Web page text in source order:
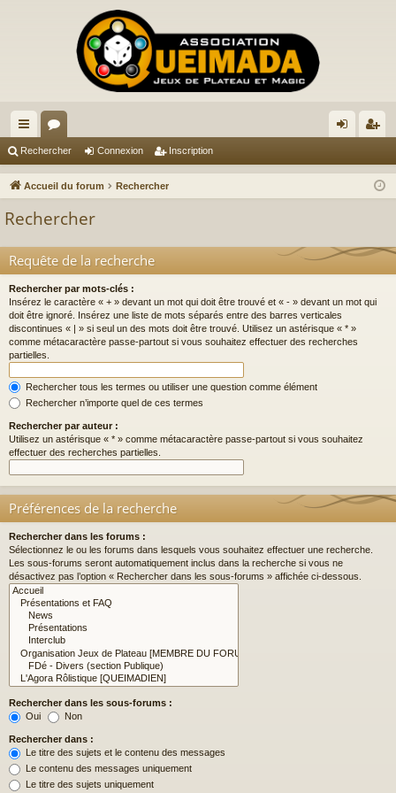
ac
co
s
or
u ne cri
Rechercher Connexion Inscription
Accueil du forum Rechercher
Rechercher
Requête de la recherche
Rechercher par mots-clés :
Insérez le caractère « + » devant un mot qui doit être trouvé et « - » devant un mot qui
doit être ignoré. Insérez une liste de mots séparés entre des barres verticales
discontinues « | » si seul un des mots doit être trouvé. Utilisez un astérisque « * »
comme métacaractère passe-partout si vous souhaitez effectuer des recherches
partielles.
Rechercher tous les termes ou utiliser une question comme élément
Rechercher n’importe quel de ces termes
Rechercher par auteur :
Utilisez un astérisque « * » comme métacaractère passe-partout si vous souhaitez
effectuer des recherches partielles.
Préférences de la recherche
Rechercher dans les forums :
Sélectionnez le ou les forums dans lesquels vous souhaitez effectuer une recherche.
Les sous-forums seront automatiquement inclus dans la recherche si vous ne
désactivez pas l’option « Rechercher dans les sous-forums » affichée ci-dessous.
Rechercher dans les sous-forums :
Oui
Non
Rechercher dans :
Le titre des sujets et le contenu des messages
Le contenu des messages uniquement
Le titre des sujets uniquement